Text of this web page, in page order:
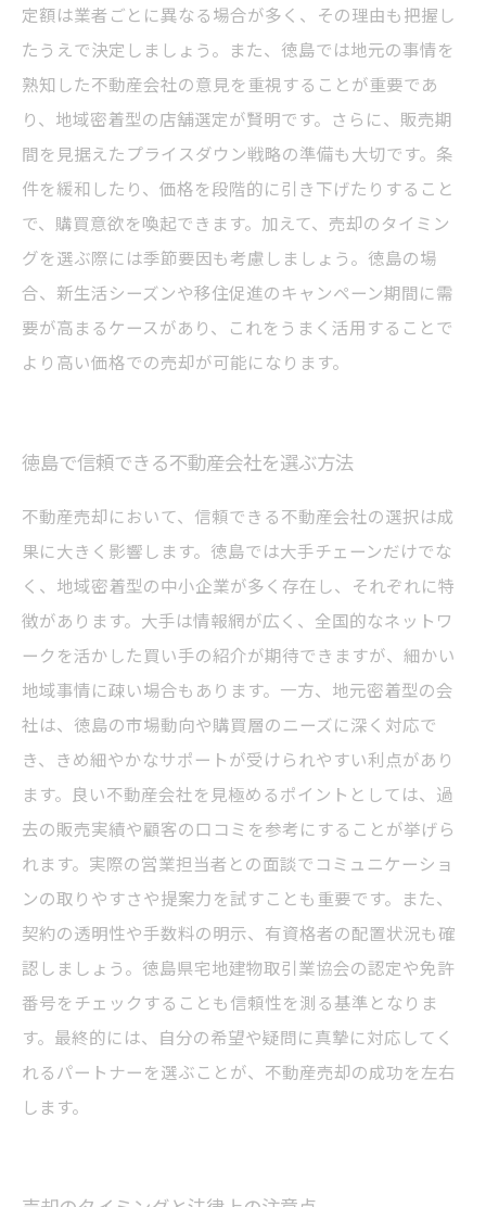
定額は業者ごとに異なる場合が多く、その理由も把握し
たうえで決定しましょう。また、徳島では地元の事情を
熟知した不動産会社の意見を重視することが重要であ
り、地域密着型の店舗選定が賢明です。さらに、販売期
間を見据えたプライスダウン戦略の準備も大切です。条
件を緩和したり、価格を段階的に引き下げたりすること
で、購買意欲を喚起できます。加えて、売却のタイミン
グを選ぶ際には季節要因も考慮しましょう。徳島の場
合、新生活シーズンや移住促進のキャンペーン期間に需
要が高まるケースがあり、これをうまく活用することで
より高い価格での売却が可能になります。
徳島で信頼できる不動産会社を選ぶ方法
不動産売却において、信頼できる不動産会社の選択は成
果に大きく影響します。徳島では大手チェーンだけでな
く、地域密着型の中小企業が多く存在し、それぞれに特
徴があります。大手は情報網が広く、全国的なネットワ
ークを活かした買い手の紹介が期待できますが、細かい
地域事情に疎い場合もあります。一方、地元密着型の会
社は、徳島の市場動向や購買層のニーズに深く対応で
き、きめ細やかなサポートが受けられやすい利点があり
ます。良い不動産会社を見極めるポイントとしては、過
去の販売実績や顧客の口コミを参考にすることが挙げら
れます。実際の営業担当者との面談でコミュニケーショ
ンの取りやすさや提案力を試すことも重要です。また、
契約の透明性や手数料の明示、有資格者の配置状況も確
認しましょう。徳島県宅地建物取引業協会の認定や免許
番号をチェックすることも信頼性を測る基準となりま
す。最終的には、自分の希望や疑問に真摯に対応してく
れるパートナーを選ぶことが、不動産売却の成功を左右
します。